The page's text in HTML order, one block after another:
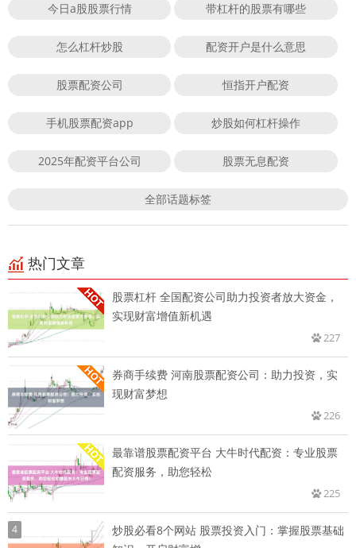
今日a股股票行情 带杠杆的股票有哪些
怎么杠杆炒股 配资开户是什么意思
股票配资公司 恒指开户配资
手机股票配资app 炒股如何杠杆操作
2025年配资平台公司 股票无息配资
全部话题标签
热门文章
股票杠杆 全国配资公司助力投资者放大资金，
实现财富增值新机遇
227
券商手续费 河南股票配资公司：助力投资，实
现财富梦想
226
最靠谱股票配资平台 大牛时代配资：专业股票
配资服务，助您轻松
225
4
炒股必看8个网站 股票投资入门：掌握股票基础